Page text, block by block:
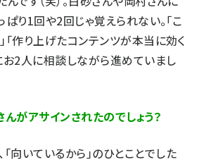
ぱり1回や2回じゃ覚えられない。「こ
「作り上げたコンテンツが本当に効く
お2人に相談しながら進めていまし
んがアサインされたのでしょう？
向いているから」のひとことでした